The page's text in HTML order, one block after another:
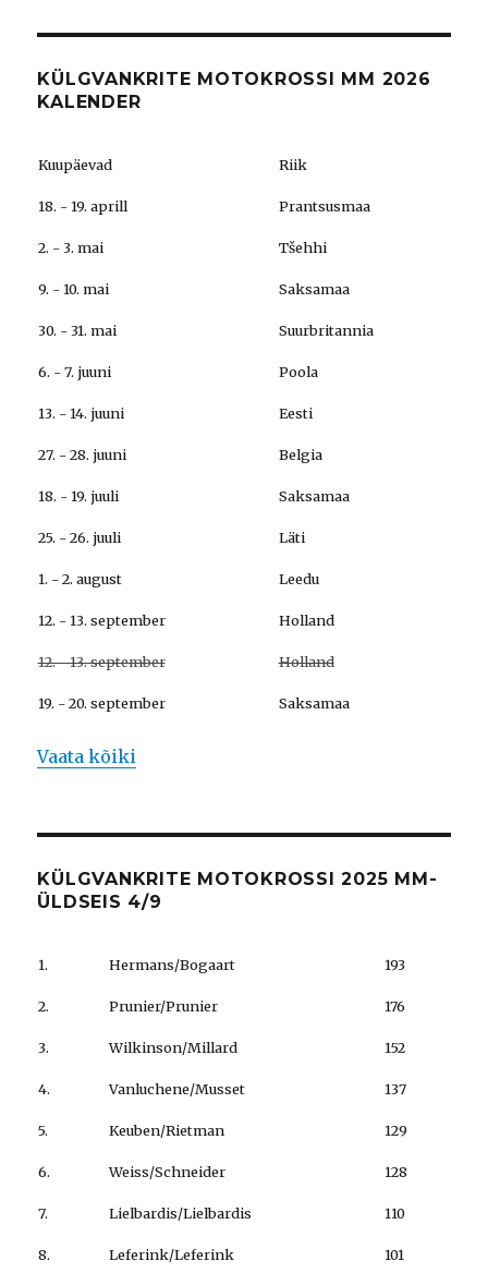
KÜLGVANKRITE MOTOKROSSI MM 2026
KALENDER
Kuupäevad Riik
18. - 19. aprill Prantsusmaa
2. - 3. mai Tšehhi
9. - 10. mai Saksamaa
30. - 31. mai Suurbritannia
6. - 7. juuni Poola
13. - 14. juuni Eesti
27. - 28. juuni Belgia
18. - 19. juuli Saksamaa
25. - 26. juuli Läti
1. - 2. august Leedu
12. - 13. september Holland
12. - 13. september Holland
19. - 20. september Saksamaa
Vaata kõiki
KÜLGVANKRITE MOTOKROSSI 2025 MM-
ÜLDSEIS 4/9
1. Hermans/Bogaart 193
2. Prunier/Prunier 176
3. Wilkinson/Millard 152
4. Vanluchene/Musset 137
5. Keuben/Rietman 129
6. Weiss/Schneider 128
7. Lielbardis/Lielbardis 110
8. Leferink/Leferink 101